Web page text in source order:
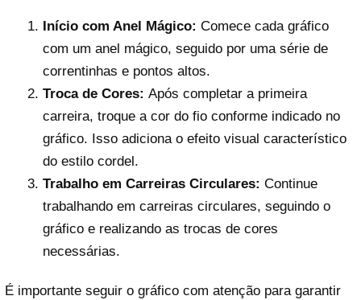
Início com Anel Mágico: Comece cada gráfico
com um anel mágico, seguido por uma série de
correntinhas e pontos altos.
Troca de Cores: Após completar a primeira
carreira, troque a cor do fio conforme indicado no
gráfico. Isso adiciona o efeito visual característico
do estilo cordel.
Trabalho em Carreiras Circulares: Continue
trabalhando em carreiras circulares, seguindo o
gráfico e realizando as trocas de cores
necessárias.
É importante seguir o gráfico com atenção para garantir